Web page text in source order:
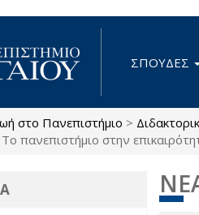
ΣΠΟΥΔΕΣ
στο Πανεπιστήμιο >
Το πανεπιστήμιο στην